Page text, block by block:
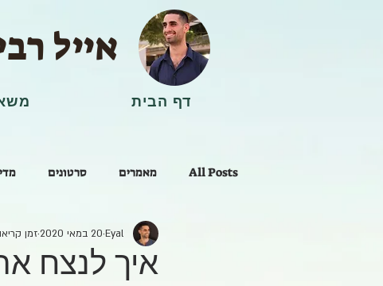
אייל
דף הבית
All Posts מאמרים סרטונים
ריפוי וטיפול
איך לנצח
Eyal 20 במאי 2020 זמן קריאה 1